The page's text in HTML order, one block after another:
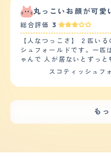
癖があるので、しつけとい
いる必要はあります。散歩
くりと1時間程度行ってい
いることが多いので、運動量は
れ】 短く硬めの毛質で、
激しいので、マッサージな
が落ちますので、コロコロ
す。シャンプーについて
っています。我が家のチワ
不全症」を発症しているた
す。今年で10歳とシニア
回は犬ドッグを受けて全身
き声はそんな気にならない
に愛される子に育って欲しいとお
テリアは少し気が強いと言
とてもやんちゃで懐っこい可愛い子
来て幸せをもらっています。 【落ち着き】 まだまだ
なのである程度の落ち着き
ます。 ごはんの時などは落ち着いて食べるようになりま
した。また、わたしが寝る
ているのか静かに寝てくれます。 遊んでい
座り、おて、待て、おいで
トイレのしつけは何回かは
丸っこいお顔が可愛
総合評価 3
【人なつっこさ】 ２匹い
シュフォールドです。一匹
ゃんで 人が居ないとずっ
す。頭を撫でてあげると
う一匹はマイペースで行
もなく静かで大人しい性格
しません。同じ種類の猫で
思っています。 【落ち着き】 ２匹のうちの１匹は落ち着
です。とても運動も激しく
スコティッシュフ
も